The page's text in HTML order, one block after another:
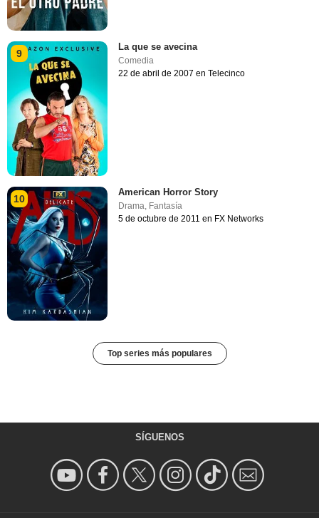
9
La que se avecina
Comedia
22 de abril de 2007 en Telecinco
10
American Horror Story
Drama Fantasía
5 de octubre de 2011 en FX Networks
Top series más populares
SÍGUENOS